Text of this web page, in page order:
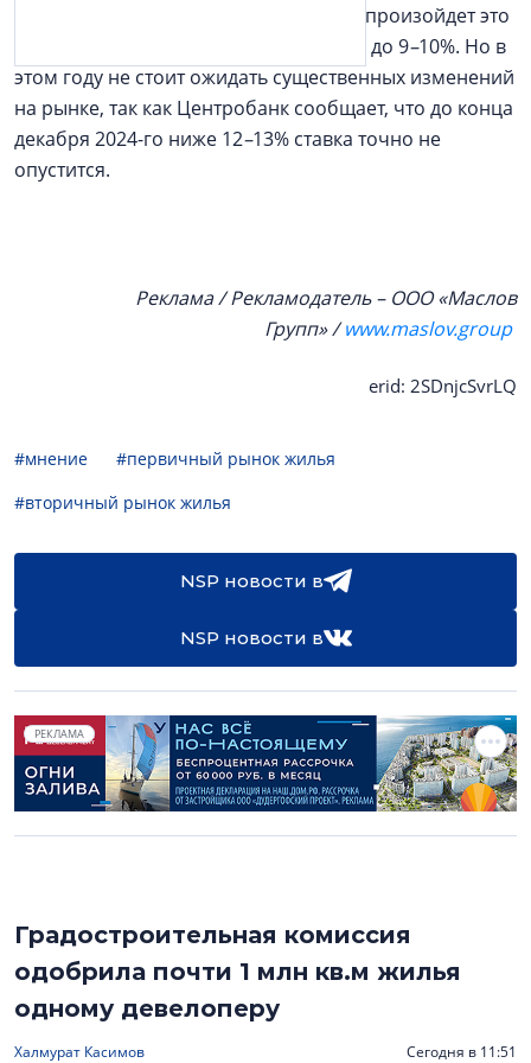
, произойдет это
тогда, когда ставка понизится хотя бы до 9–10%. Но в
этом году не стоит ожидать существенных изменений
на рынке, так как Центробанк сообщает, что до конца
декабря 2024-го ниже 12–13% ставка точно не
опустится.
Реклама / Рекламодатель – ООО «Маслов
Групп» /www.maslov.group
erid: 2SDnjcSvrLQ
#мнение
#первичный рынок жилья
#вторичный рынок жилья
NSP новости в
NSP новости в
РЕКЛАМА
Градостроительная комиссия
одобрила почти 1 млн кв.м жилья
одному девелоперу
Халмурат Касимов Сегодня в 11:51